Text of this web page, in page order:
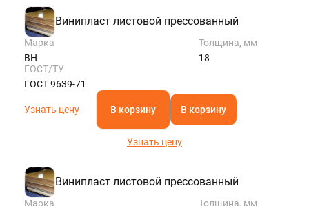
Винипласт листовой прессованный
Марка
ВН
Толщина, мм
18
ГОСТ/ТУ
ГОСТ 9639-71
Узнать цену В корзину В корзину
Узнать цену
Винипласт листовой прессованный
Марка
Толщина, мм